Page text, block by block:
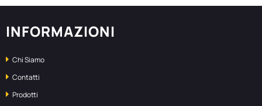
INFORMAZIONI
Chi Siamo
Contatti
Prodotti